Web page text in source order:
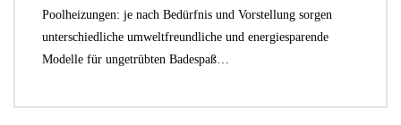
Poolheizungen: je nach Bedürfnis und Vorstellung sorgen
unterschiedliche umweltfreundliche und energiesparende
Modelle für ungetrübten Badespaß…